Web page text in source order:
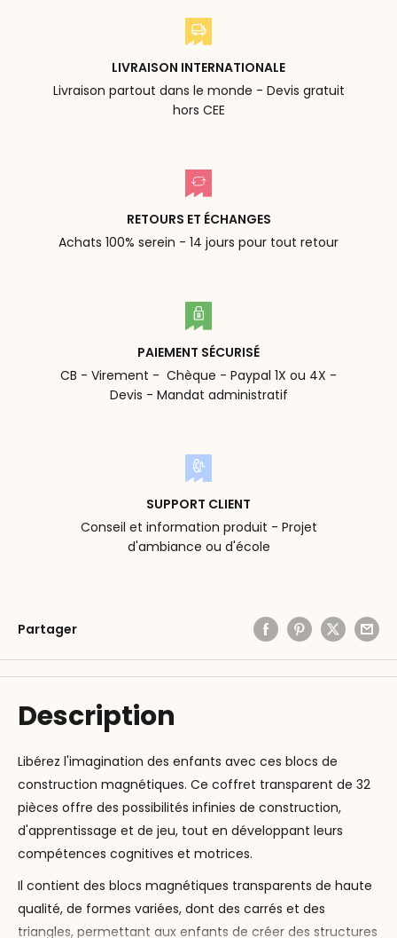
LIVRAISON INTERNATIONALE
Livraison partout dans le monde - Devis gratuit
hors CEE
RETOURS ET ÉCHANGES
Achats 100% serein - 14 jours pour tout retour
PAIEMENT SÉCURISÉ
CB - Virement - Chèque - Paypal 1X ou 4X -
Devis - Mandat administratif
SUPPORT CLIENT
Conseil et information produit - Projet
d'ambiance ou d'école
Partager
Description
Libérez l'imagination des enfants avec ces blocs de
construction magnétiques. Ce coffret transparent de 32
pièces offre des possibilités infinies de construction,
d'apprentissage et de jeu, tout en développant leurs
compétences cognitives et motrices.
Il contient des blocs magnétiques transparents de haute
qualité, de formes variées, dont des carrés et des
triangles, permettant aux enfants de créer des structures